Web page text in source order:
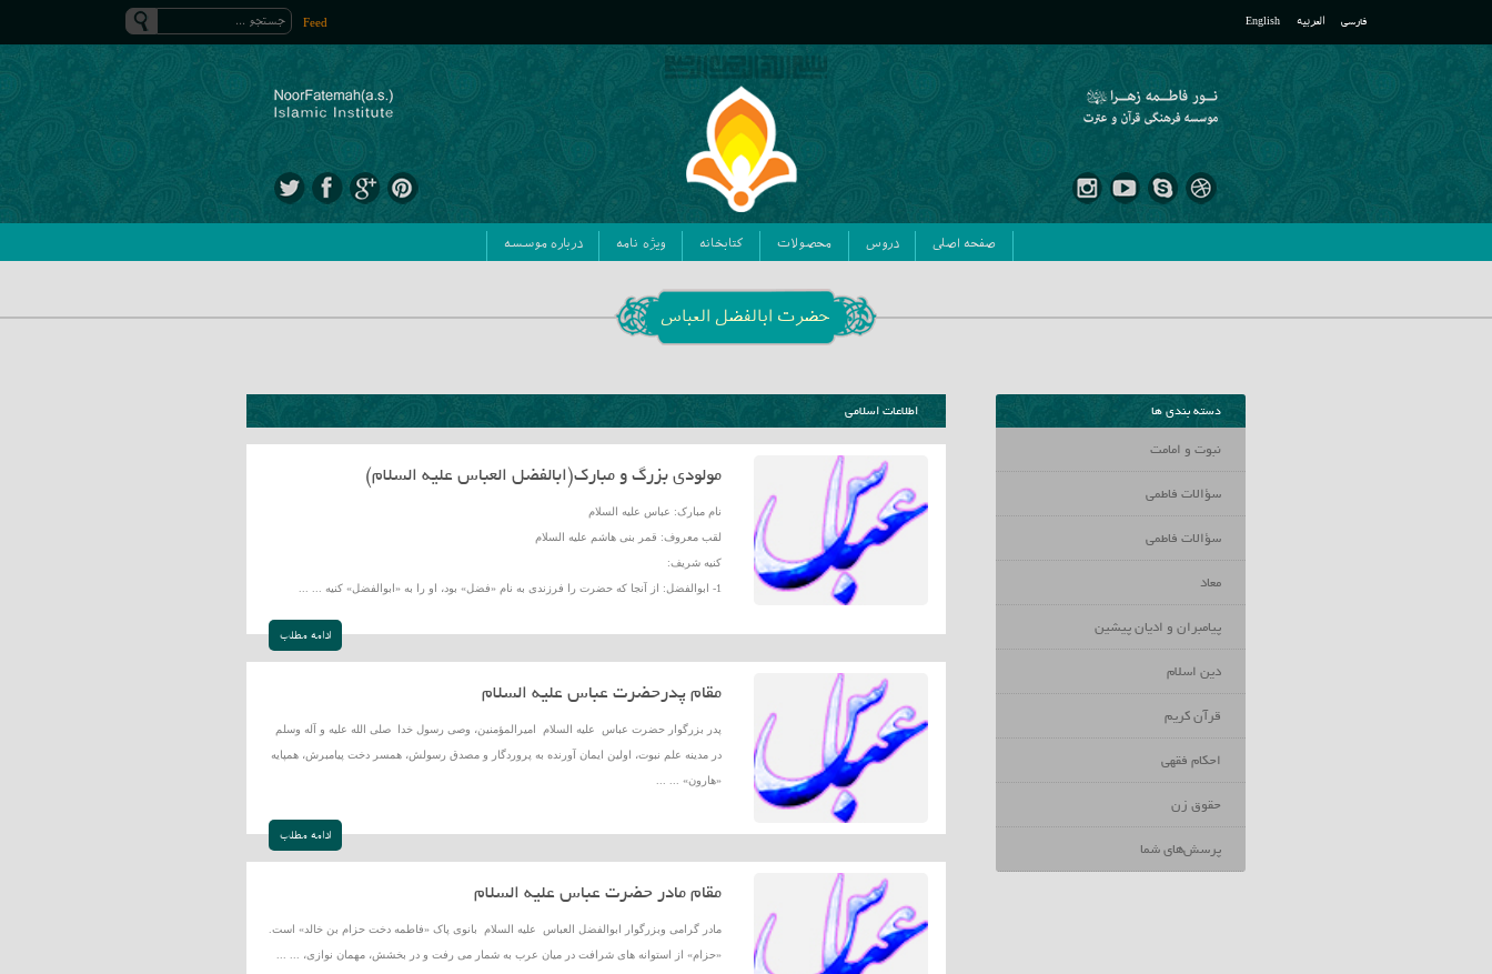
فارسی العربیه English
Feed
صفحه اصلی دروس محصولات کتابخانه ویژه نامه درباره موسسه
حضرت ابالفضل العباس
دسته بندی ها
نبوت و امامت
سؤالات فاطمی
سؤالات فاطمی
معاد
پیامبران و ادیان پیشین
دین اسلام
قرآن کریم
احکام فقهی
حقوق زن
پرسش‌‌های شما
اطلاعات اسلامی
مولودی بزرگ و مبارک(ابالفضل العباس علیه السلام)
نام مبارک: عباس علیه السلام
لقب معروف: قمر بنی هاشم علیه السلام
کنیه شریف:
1- ابوالفضل: از آنجا که حضرت را فرزندى به نام «فضل» بود، او را به «ابوالفضل» کنیه ... ...
ادامه مطلب
مقام پدرحضرت عباس علیه السلام
پدر بزرگوار حضرت عباس علیه السلام امیرالمؤمنین، وصى رسول خدا صلی الله علیه و آله وسلم
در مدینه علم نبوت، اولین ایمان آورنده به پروردگار و مصدق رسولش، همسر دخت پیامبرش، همپایه
«هارون» ... ...
ادامه مطلب
مقام مادر حضرت عباس علیه السلام
مادر گرامى وبزرگوار ابوالفضل العباس علیه السلام بانوى پاک «فاطمه دخت حزام بن خالد» است.
«حزام» از استوانه هاى شرافت در میان عرب به شمار مى رفت و در بخشش، مهمان نوازى، ... ...